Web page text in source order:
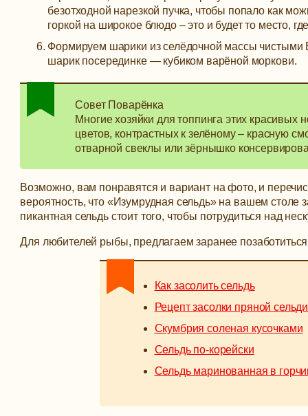
безотходной нарезкой пучка, чтобы попало как
горкой на широкое блюдо – это и будет то место,
Формируем шарики из селёдочной массы
шарик посерединке — кубиком варёной моркови.
Совет Поварёнка
Многие хозяйки для топпинга этих красивых
цветов, контрастных к зелёному – красную
отварной свеклы или зёрнышко
Возможно, вам понравятся и вариант на фото, и
вероятность, что «Изумрудная сельдь» на вашем столе
пикантная сельдь стоит того, чтобы потрудиться над
Для любителей рыбы, предлагаем заранее
Как засолить сельдь
Рецепт засолки пряной сельди
Скумбрия соленая кусочками
Сельдь по-корейски
Сельдь маринованная в